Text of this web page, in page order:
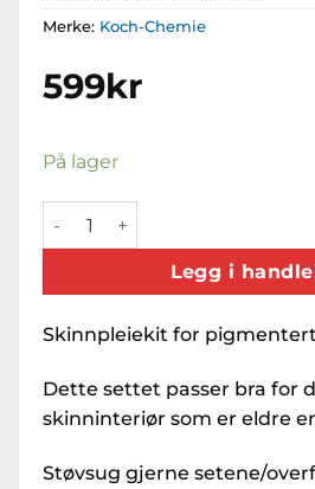
Merke: Koch-Chemie
599kr
På lager
Smooth Leather Care Set antall
Legg i
Skinnpleiekit for
Dette settet passer bra for
skinninteriør som er eldre
Støvsug gjerne setene/